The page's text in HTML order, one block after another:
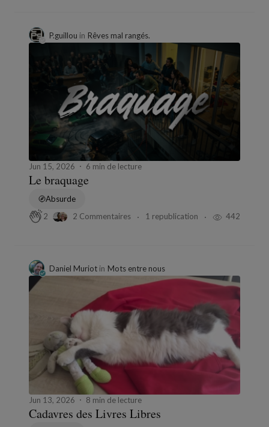
P.guillou in Rêves mal rangés.
Jun 15, 2026 6 min de lecture
Le braquage
Absurde
2
2 Commentaires 1 republication 442
Daniel Muriot in Mots entre nous
Jun 13, 2026 8 min de lecture
Cadavres des Livres Libres